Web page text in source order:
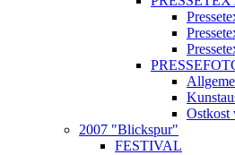
Ostkost
2007 "Blickspur"
FESTIVAL